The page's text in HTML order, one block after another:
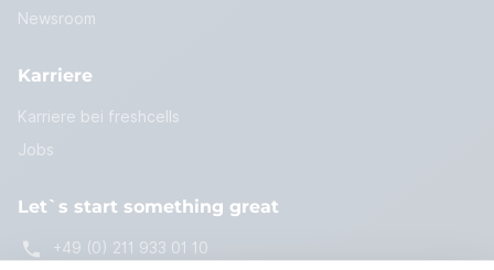
Newsroom
Karriere
Karriere bei freshcells
Jobs
Let`s start something great
+49 (0) 211 933 01 10